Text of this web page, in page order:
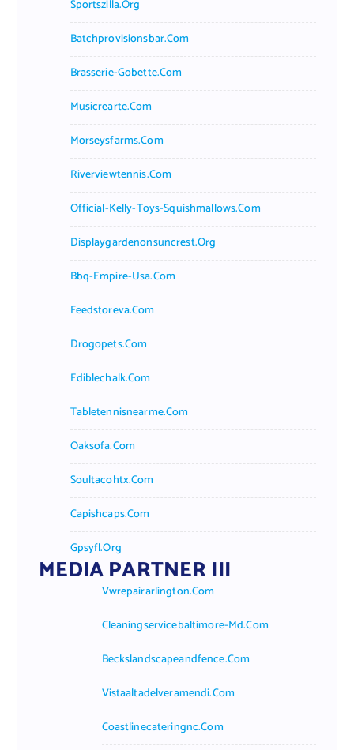
Sportszilla.org
Batchprovisionsbar.com
Brasserie-Gobette.com
Musicrearte.com
Morseysfarms.com
Riverviewtennis.com
Official-Kelly-Toys-Squishmallows.com
Displaygardenonsuncrest.org
Bbq-Empire-Usa.com
Feedstoreva.com
Drogopets.com
Ediblechalk.com
Tabletennisnearme.com
Oaksofa.com
Soultacohtx.com
Capishcaps.com
Gpsyfl.org
MEDIA PARTNER III
Vwrepairarlington.com
Cleaningservicebaltimore-Md.com
Beckslandscapeandfence.com
Vistaaltadelveramendi.com
Coastlinecateringnc.com